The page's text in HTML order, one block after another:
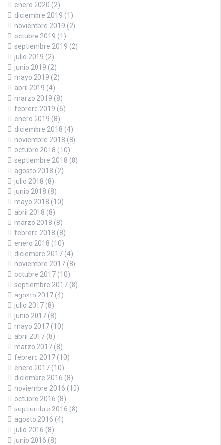
enero 2020 (2)
diciembre 2019 (1)
noviembre 2019 (2)
octubre 2019 (1)
septiembre 2019 (2)
julio 2019 (2)
junio 2019 (2)
mayo 2019 (2)
abril 2019 (4)
marzo 2019 (8)
febrero 2019 (6)
enero 2019 (8)
diciembre 2018 (4)
noviembre 2018 (8)
octubre 2018 (10)
septiembre 2018 (8)
agosto 2018 (2)
julio 2018 (8)
junio 2018 (8)
mayo 2018 (10)
abril 2018 (8)
marzo 2018 (8)
febrero 2018 (8)
enero 2018 (10)
diciembre 2017 (4)
noviembre 2017 (8)
octubre 2017 (10)
septiembre 2017 (8)
agosto 2017 (4)
julio 2017 (8)
junio 2017 (8)
mayo 2017 (10)
abril 2017 (8)
marzo 2017 (8)
febrero 2017 (10)
enero 2017 (10)
diciembre 2016 (8)
noviembre 2016 (10)
octubre 2016 (8)
septiembre 2016 (8)
agosto 2016 (4)
julio 2016 (8)
junio 2016 (8)